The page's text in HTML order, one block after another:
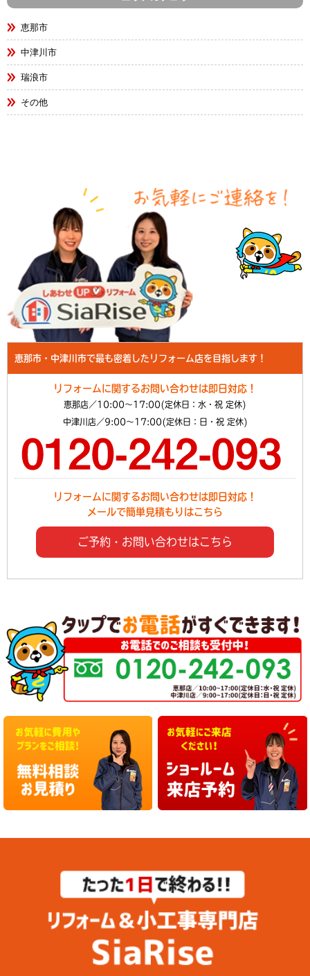
恵那市
中津川市
瑞浪市
その他
恵那市・中津川市で最も密着したリフォーム店を目指します！
リフォームに関するお問い合わせは即日対応！
恵那店／10:00～17:00(定休日：水・祝 定休)
中津川店／9:00～17:00(定休日：日・祝 定休)
リフォームに関するお問い合わせは即日対応！
メールで簡単見積もりはこちら
ご予約・お問い合わせはこちら